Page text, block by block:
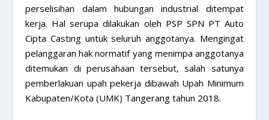
perselisihan dalam hubungan industrial ditempat
kerja. Hal serupa dilakukan oleh PSP SPN PT Auto
Cipta Casting untuk seluruh anggotanya. Mengingat
pelanggaran hak normatif yang menimpa anggotanya
ditemukan di perusahaan tersebut, salah satunya
pemberlakuan upah pekerja dibawah Upah Minimum
Kabupaten/Kota (UMK) Tangerang tahun 2018.